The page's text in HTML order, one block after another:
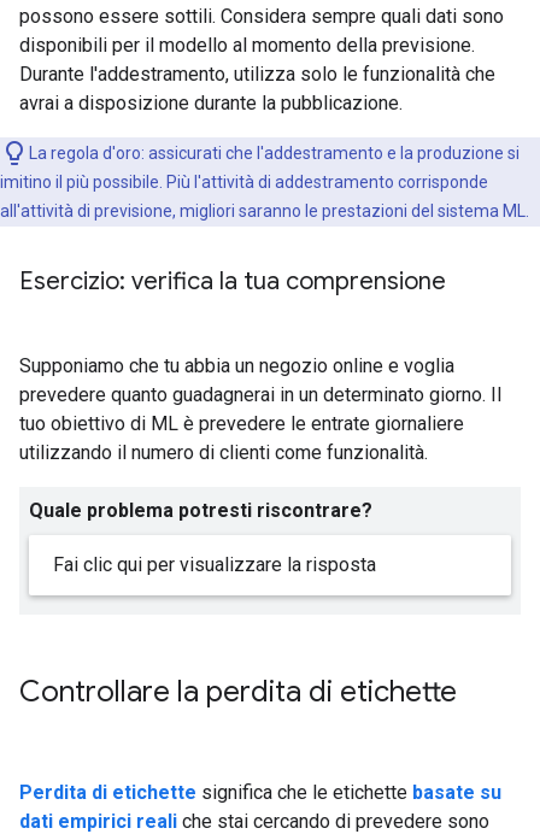
possono essere sottili. Considera sempre quali dati sono
disponibili per il modello al momento della previsione.
Durante l'addestramento, utilizza solo le funzionalità che
avrai a disposizione durante la pubblicazione.
La regola d'oro: assicurati che l'addestramento e la produzione si
imitino il più possibile. Più l'attività di addestramento corrisponde
all'attività di previsione, migliori saranno le prestazioni del sistema ML.
Esercizio: verifica la tua comprensione
Supponiamo che tu abbia un negozio online e voglia
prevedere quanto guadagnerai in un determinato giorno. Il
tuo obiettivo di ML è prevedere le entrate giornaliere
utilizzando il numero di clienti come funzionalità.
Quale problema potresti riscontrare?
Fai clic qui per visualizzare la risposta
Controllare la perdita di etichette
Perdita di etichette significa che le etichette basate su
dati empirici reali che stai cercando di prevedere sono